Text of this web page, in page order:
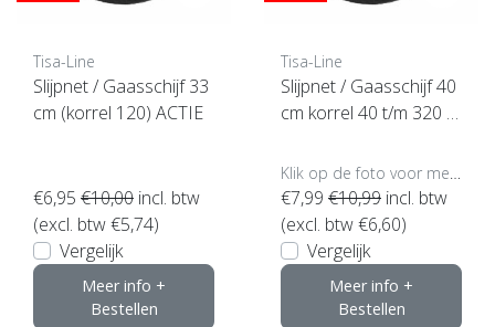
Tisa-Line
Slijpnet / Gaasschijf 33
cm (korrel 120) ACTIE
€6,95 €10,00 incl. btw
(excl. btw €5,74)
Vergelijk
Meer info +
Bestellen
Tisa-Line
Slijpnet / Gaasschijf 40
cm korrel 40 t/m 320 A
€7,99 €10,99 incl. btw
(excl. btw €6,60)
Vergelijk
Meer info +
Bestellen